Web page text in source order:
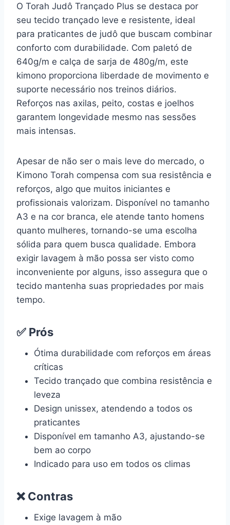
O Torah Judô Trançado Plus se destaca por
seu tecido trançado leve e resistente, ideal
para praticantes de judô que buscam combinar
conforto com durabilidade. Com paletó de
640g/m e calça de sarja de 480g/m, este
kimono proporciona liberdade de movimento e
suporte necessário nos treinos diários.
Reforços nas axilas, peito, costas e joelhos
garantem longevidade mesmo nas sessões
mais intensas.
Apesar de não ser o mais leve do mercado, o
Kimono Torah compensa com sua resistência e
reforços, algo que muitos iniciantes e
profissionais valorizam. Disponível no tamanho
A3 e na cor branca, ele atende tanto homens
quanto mulheres, tornando-se uma escolha
sólida para quem busca qualidade. Embora
exigir lavagem à mão possa ser visto como
inconveniente por alguns, isso assegura que o
tecido mantenha suas propriedades por mais
tempo.
✅ Prós
Ótima durabilidade com reforços em áreas
críticas
Tecido trançado que combina resistência e
leveza
Design unissex, atendendo a todos os
praticantes
Disponível em tamanho A3, ajustando-se
bem ao corpo
Indicado para uso em todos os climas
❌ Contras
Exige lavagem à mão